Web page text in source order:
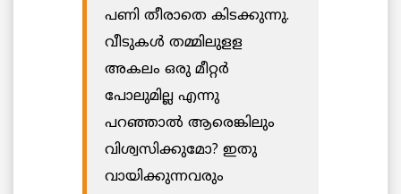
പണി തീരാതെ കിടക്കുന്നു.
വീടുകൾ തമ്മിലുളള
അകലം ഒരു മീറ്റര്‍
പോലുമില്ല എന്നു
പറഞ്ഞാല്‍ ആരെങ്കിലും
വിശ്വസിക്കുമോ? ഇതു
വായിക്കുന്നവരും